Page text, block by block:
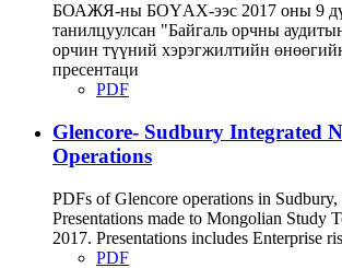
БОАЖЯ-ны БОҮАХ-ээс 2017 оны 9
танилцуулсан "Байгаль орчны
орчин түүний хэрэгжилтийн
пресентаци
PDF
Glencore- Sudbury Integrated
Operations
PDFs of Glencore operations in Sudbury,
Presentations made to Mongolian Study
2017. Presentations includes Enterprise
PDF